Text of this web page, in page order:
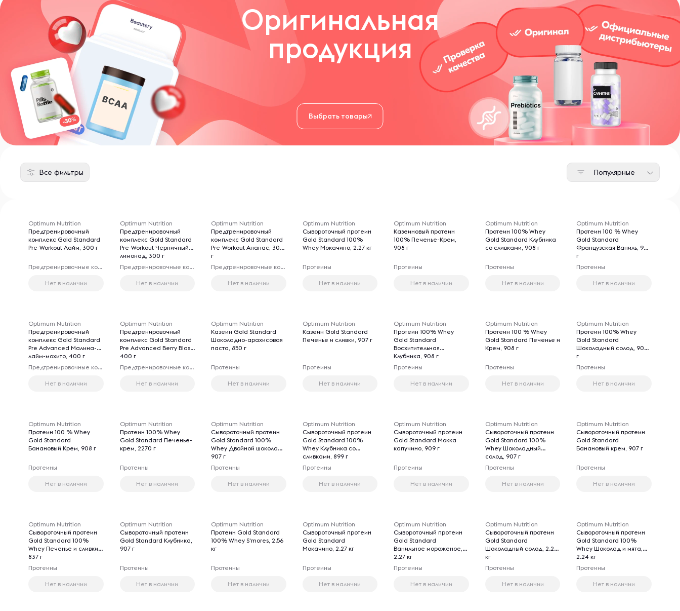
Оригинальная
продукция
Выбрать товары
Все фильтры Популярные
Optimum Nutrition
Предтренировочный
комплекс Gold Standard
Pre-Workout Лайм, 300 г
Предтренировочные комплексы
Нет в наличии
Optimum Nutrition
Предтренировочный
комплекс Gold Standard
Pre-Workout Черничный
лимонад, 300 г
Предтренировочные комплексы
Нет в наличии
Optimum Nutrition
Предтренировочный
комплекс Gold Standard
Pre-Workout Ананас, 300
г
Предтренировочные комплексы
Нет в наличии
Optimum Nutrition
Сывороточный протеин
Gold Standard 100%
Whey Мокачино, 2.27 кг
Протеины
Нет в наличии
Optimum Nutrition
Казеиновый протеин
100% Печенье-Крем,
908 г
Протеины
Нет в наличии
Optimum Nutrition
Протеин 100% Whey
Gold Standard Клубника
со сливками, 908 г
Протеины
Нет в наличии
Optimum Nutrition
Протеин 100 % Whey
Gold Standard
Французская Ваниль, 908
г
Протеины
Нет в наличии
Optimum Nutrition
Предтренировочный
комплекс Gold Standard
Pre Advanced Малина-
лайм-мохито, 400 г
Предтренировочные комплексы
Нет в наличии
Optimum Nutrition
Предтренировочный
комплекс Gold Standard
Pre Advanced Berry Blast,
400 г
Предтренировочные комплексы
Нет в наличии
Optimum Nutrition
Казеин Gold Standard
Шоколадно-арахисовая
паста, 850 г
Протеины
Нет в наличии
Optimum Nutrition
Казеин Gold Standard
Печенье и сливки, 907 г
Протеины
Нет в наличии
Optimum Nutrition
Протеин 100% Whey
Gold Standard
Восхитительная
Клубника, 908 г
Протеины
Нет в наличии
Optimum Nutrition
Протеин 100 % Whey
Gold Standard Печенье и
Крем, 908 г
Протеины
Нет в наличии
Optimum Nutrition
Протеин 100% Whey
Gold Standard
Шоколадный cолод, 908
г
Протеины
Нет в наличии
Optimum Nutrition
Протеин 100 % Whey
Gold Standard
Банановый Крем, 908 г
Протеины
Нет в наличии
Optimum Nutrition
Протеин 100% Whey
Gold Standard Печенье-
крем, 2270 г
Протеины
Нет в наличии
Optimum Nutrition
Сывороточный протеин
Gold Standard 100%
Whey Двойной шоколад,
907 г
Протеины
Нет в наличии
Optimum Nutrition
Сывороточный протеин
Gold Standard 100%
Whey Клубника со
сливками, 899 г
Протеины
Нет в наличии
Optimum Nutrition
Сывороточный протеин
Gold Standard Мокка
капучино, 909 г
Протеины
Нет в наличии
Optimum Nutrition
Сывороточный протеин
Gold Standard 100%
Whey Шоколадный
солод, 907 г
Протеины
Нет в наличии
Optimum Nutrition
Сывороточный протеин
Gold Standard
Банановый крем, 907 г
Протеины
Нет в наличии
Optimum Nutrition
Сывороточный протеин
Gold Standard 100%
Whey Печенье и сливки,
837 г
Протеины
Нет в наличии
Optimum Nutrition
Сывороточный протеин
Gold Standard Клубника,
907 г
Протеины
Нет в наличии
Optimum Nutrition
Протеин Gold Standard
100% Whey S'mores, 2.56
кг
Протеины
Нет в наличии
Optimum Nutrition
Сывороточный протеин
Gold Standard
Мокачино, 2.27 кг
Протеины
Нет в наличии
Optimum Nutrition
Сывороточный протеин
Gold Standard
Ванильное мороженое,
2.27 кг
Протеины
Нет в наличии
Optimum Nutrition
Сывороточный протеин
Gold Standard
Шоколадный солод, 2.27
кг
Протеины
Нет в наличии
Optimum Nutrition
Сывороточный протеин
Gold Standard 100%
Whey Шоколад и мята,
2.24 кг
Протеины
Нет в наличии